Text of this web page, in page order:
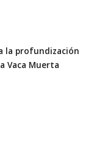
la profundización
Vaca Muerta